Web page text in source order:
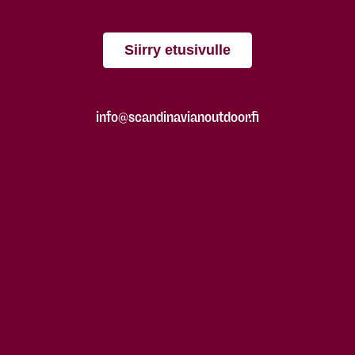
Siirry etusivulle
info@scandinavianoutdoor.fi